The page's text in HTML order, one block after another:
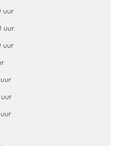
uur
uur
uur